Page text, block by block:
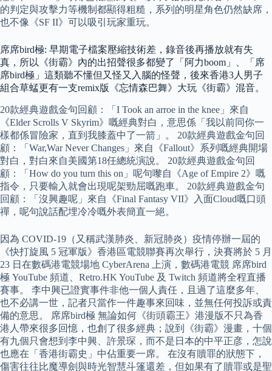
的判定與攻擊力等機制都顯得粗糙，系列的明星角色仍然缺席，
也不像《SF II》可以吸引玩家重玩。
席席bird極: 早期電子檔案壓縮技術差，錄音後再播放就有失
真，所以《街霸》內的出招聲很多都變了「阿力boom」、「席
席bird極」這類聽不懂但又怪又入腦的怪聲，後來香港3人男子
組合草蜢更有一支remix版《忘情森巴舞》大玩《街霸》混音。
20款經典遊戲金句回顧：「I Took an arroe in the knee」來自
《Elder Scrolls V Skyrim》嘅經典對白，意思係「我以前同你一
樣都係冒險家，直到我膝蓋中了一箭」。 20款經典遊戲金句回
顧：「War,War Never Changes」來自《Fallout》系列嘅經典開場
對白，對白來自美國第18任總統演說。 20款經典遊戲金句回
顧：「How do you turn this on」呢句嚟自《Age of Empire 2》嘅
指令，只要輸入就會出現呢架勁屈嘅跑車。 20款經典遊戲金句
回顧：「沒興趣呢」來自《Final Fantasy VII》入面Cloud嘅口頭
禪，呢句說話配埋冷冷嘅外表簡直一絕。
因為 COVID-19（又稱武漢肺炎、新冠肺炎）疫情停辦一屆的
《快打旋風 5 冠軍版》香港區電競聯賽再次舉行，決賽將於 5 月
23 日在數碼港電競場地 CyberArena 上演，數碼港電競 席席bird
極 YouTube 頻道、Retro.HK YouTube 及 Twitch 頻道將全程直播
賽事。 李中興已證實事件非他一個人責任，且過了這麼多年、
也不必講一世，記者只當作一件趣事來回味，並無任何投訴或責
備的意思。 席席bird極 無論如何《街頭霸王》港漫版不只為香
港人帶來很多回憶，也創了很多經典；說到《街霸》漫畫，十個
有九個只會想到李中興、許景琛，而不是日本的中平正彦，怎說
也應在「香港街霸史」中佔重要一席。 在沒有贖罪的狀態下，
傷害往往比魔導劍與時光智慧斗篷還差，但如果有了贖罪或是聖